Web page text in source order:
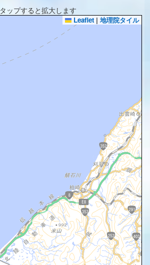
タップすると拡大します
Leaflet | 地理院タイル